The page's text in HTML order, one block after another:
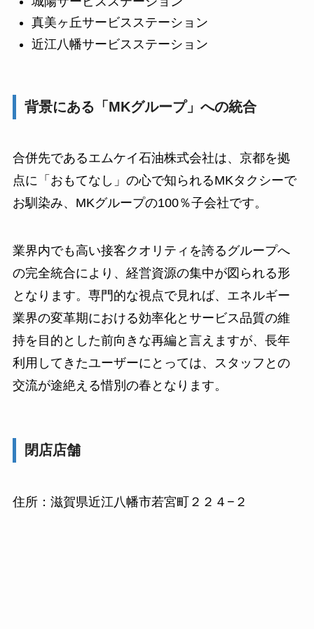
真美ヶ丘サービスステーション
近江八幡サービスステーション
背景にある「MKグループ」への統合
合併先であるエムケイ石油株式会社は、京都を拠
点に「おもてなし」の心で知られるMKタクシーで
お馴染み、MKグループの100％子会社です。
業界内でも高い接客クオリティを誇るグループへ
の完全統合により、経営資源の集中が図られる形
となります。専門的な視点で見れば、エネルギー
業界の変革期における効率化とサービス品質の維
持を目的とした前向きな再編と言えますが、長年
利用してきたユーザーにとっては、スタッフとの
交流が途絶える惜別の春となります。
閉店店舗
住所：滋賀県近江八幡市若宮町２２４−２